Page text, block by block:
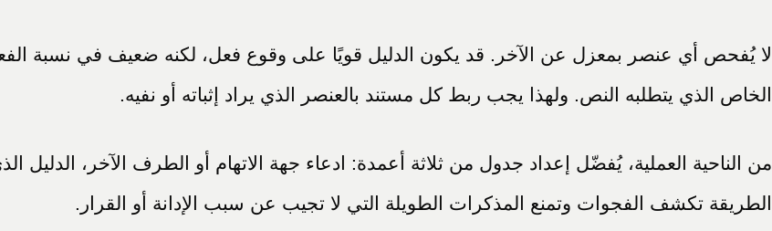
لا يُفحص أي عنصر بمعزل عن الآخر. قد يكون الدليل قويًا على وقوع فعل، لكنه ضعيف في نسبة
الخاص الذي يتطلبه النص. ولهذا يجب ربط كل مستند بالعنصر الذي يراد إثباته أو نفيه.
من الناحية العملية، يُفضّل إعداد جدول من ثلاثة أعمدة: ادعاء جهة الاتهام أو الطرف الآخر، الدليل
الطريقة تكشف الفجوات وتمنع المذكرات الطويلة التي لا تجيب عن سبب الإدانة أو القرار.